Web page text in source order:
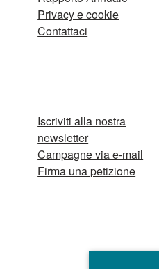
Privacy e cookie
Contattaci
Iscriviti alla nostra
newsletter
Campagne via e-mail
Firma una petizione